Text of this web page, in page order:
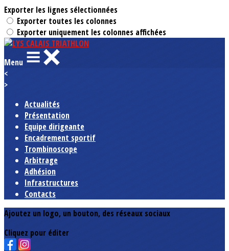
Exporter les lignes sélectionnées
Exporter toutes les colonnes
Exporter uniquement les colonnes affichées
Menu
<
>
Actualités
Présentation
Equipe dirigeante
Encadrement sportif
Trombinoscope
Arbitrage
Adhésion
Infrastructures
Contacts
Ajoutez un logo, un bouton, des réseaux sociaux
Cliquez pour éditer